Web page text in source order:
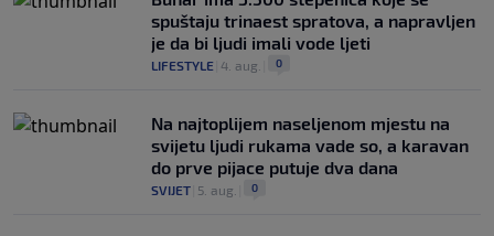
spuštaju trinaest spratova, a napravljen
je da bi ljudi imali vode ljeti
LIFESTYLE 4. aug. 0
Na najtoplijem naseljenom mjestu na
svijetu ljudi rukama vade so, a karavan
do prve pijace putuje dva dana
SVIJET 5. aug. 0